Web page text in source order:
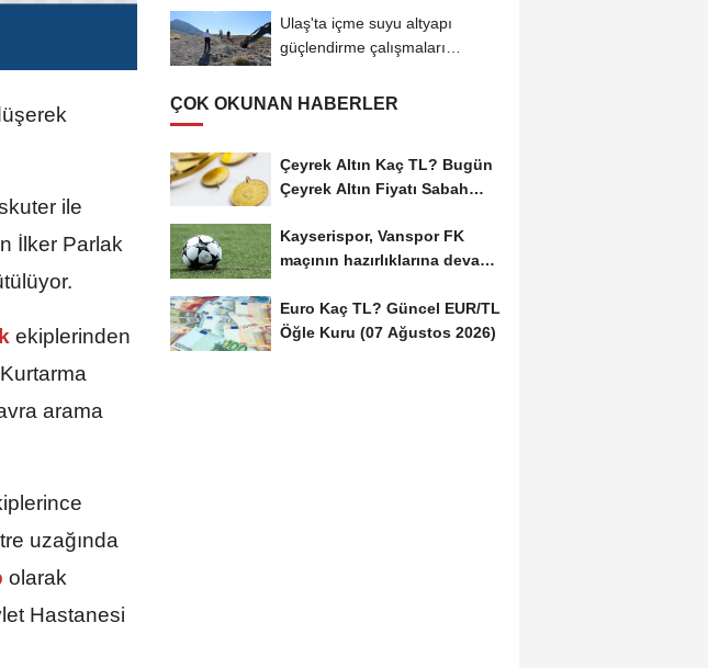
ile
İlker Parlak
ekiplerinden
Kurtarma
arama
uzağında
olarak
Hastanesi
Ulaş'ta içme suyu altyapı
güçlendirme çalışmaları
ÇOK OKUNAN HABERLER
Çeyrek Altın Kaç TL? Bugün
Çeyrek Altın Fiyatı Sabah
Kayserispor, Vanspor FK
maçının hazırlıklarına devam
Euro Kaç TL? Güncel EUR/TL
Öğle Kuru (07 Ağustos 2026)